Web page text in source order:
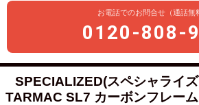
お電話でのお問合せ（通話無
0120-808-
SPECIALIZED(スペシャライ
TARMAC SL7 カーボンフレー